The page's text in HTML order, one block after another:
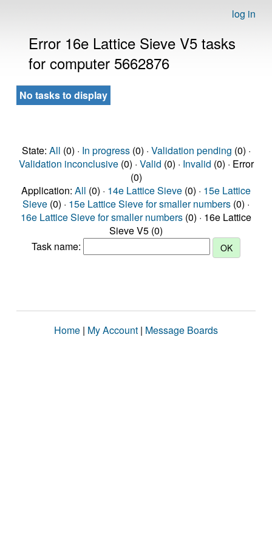
log in
Error 16e Lattice Sieve V5 tasks
for computer 5662876
No tasks to display
State: All (0) · In progress(0) · Validation pending (0) ·
Validation inconclusive(0) · Valid (0) · Invalid (0) · Error
(0)
Application: All (0) · 14e Lattice Sieve (0) · 15e Lattice
Sieve (0) · 15e Lattice Sieve for smaller numbers (0) ·
16e Lattice Sieve for smaller numbers (0) · 16e Lattice
Sieve V5 (0)
Task name:
Home | My Account | Message Boards